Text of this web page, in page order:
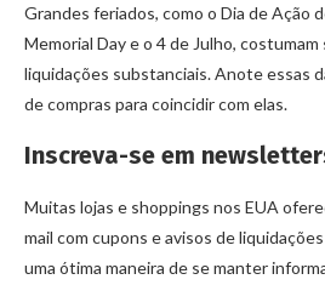
Grandes feriados, como o Dia de Ação
Memorial Day e o 4 de Julho,
liquidações substanciais. Anote essas
de compras para coincidir com elas.
Inscreva-se em
Muitas lojas e shoppings nos EUA
mail com cupons e avisos de
uma ótima maneira de se manter